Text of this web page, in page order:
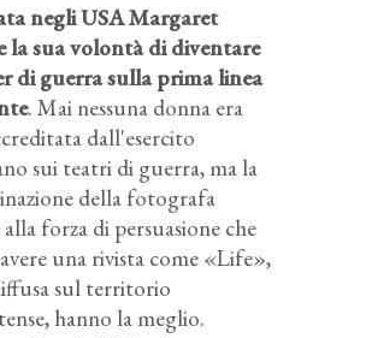
negli USA Margaret
la sua volontà di diventare
di guerra sulla prima linea
. Mai nessuna donna era
dall'esercito
sui teatri di guerra, ma la
della fotografa
alla forza di persuasione che
una rivista come «Life»,
sul territorio
hanno la meglio.